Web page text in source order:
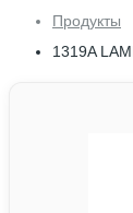
Продукты
1319A